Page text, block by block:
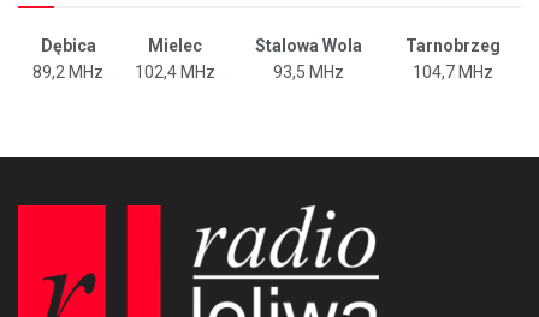
Dębica Mielec Stalowa Wola
Tarnobrzeg
89,2 MHz
102,4 MHz 93,5 MHz 104,7 MHz